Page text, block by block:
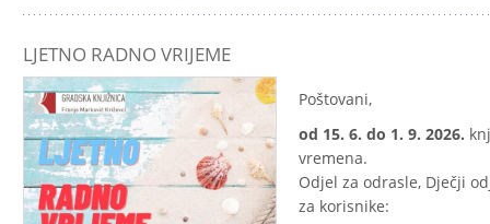
LJETNO RADNO VRIJEME
Poštovani,
od 15. 6. do 1. 9. 2026.
vremena.
Odjel za odrasle, Dječji
za korisnike: